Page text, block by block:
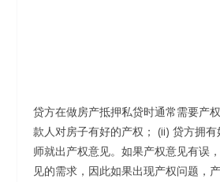
贷方在做房产抵押私贷时通常需要产
款人对房子有好的产权； (ii) 贷方拥
师就出产权意见。如果产权意见有误
见的需求，因此如果出现产权问题，